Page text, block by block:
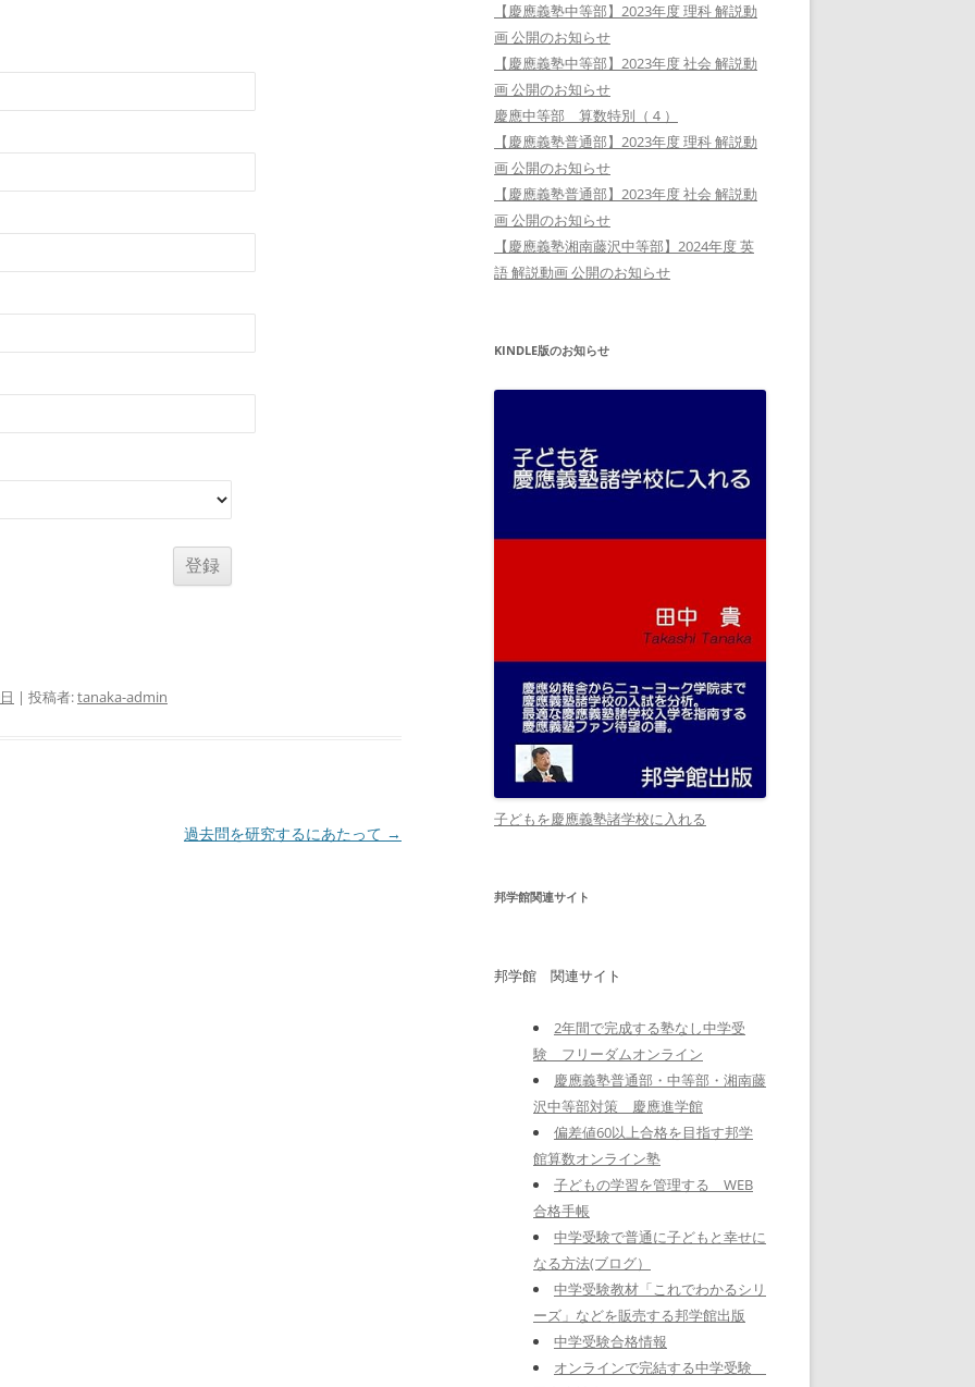
| 投稿者:tanaka-admin
過去問を研究するにあたって →
【慶應義塾中等部】2023年度 理科 解説動
画 公開のお知らせ
【慶應義塾中等部】2023年度 社会 解説動
画 公開のお知らせ
慶應中等部 算数特別（４）
【慶應義塾普通部】2023年度 理科 解説動
画 公開のお知らせ
【慶應義塾普通部】2023年度 社会 解説動
画 公開のお知らせ
【慶應義塾湘南藤沢中等部】2024年度 英
語 解説動画 公開のお知らせ
KINDLE版のお知らせ
子どもを慶應義塾諸学校に入れる
邦学館関連サイト
邦学館 関連サイト
2年間で完成する塾なし中学受
験 フリーダムオンライン
慶應義塾普通部・中等部・湘南藤
沢中等部対策 慶應進学館
偏差値60以上合格を目指す邦学
館算数オンライン塾
子どもの学習を管理する WEB
合格手帳
中学受験で普通に子どもと幸せに
なる方法(ブログ）
中学受験教材「これでわかるシリ
ーズ」などを販売する邦学館出版
中学受験合格情報
オンラインで完結する中学受験